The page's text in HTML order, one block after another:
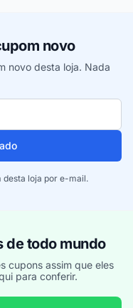
novo
novo desta loja. Nada
loja por e-mail.
de todo mundo
cupons assim que eles
para conferir.